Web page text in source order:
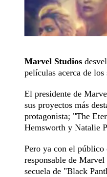
Marvel Studios
películas acerca de
El presidente de
sus proyectos más
protagonista; "The
Hemsworth y Natalie
Pero ya con el público
responsable de
secuela de "Black